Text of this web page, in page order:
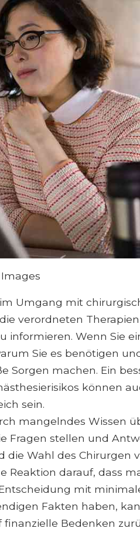
Umgang mit
verordneten
informieren. Wenn Sie
Sie es benötigen
Sorgen machen. Ein
können
sein.
mangelndes Wissen
Fragen stellen und
die Wahl des Chirurgen
Reaktion darauf, dass
mit
Fakten haben,
Bedenken